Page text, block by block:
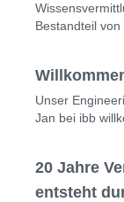
Bestandteil von
Unser
Jan bei ibb
20 Jahre
entsteht